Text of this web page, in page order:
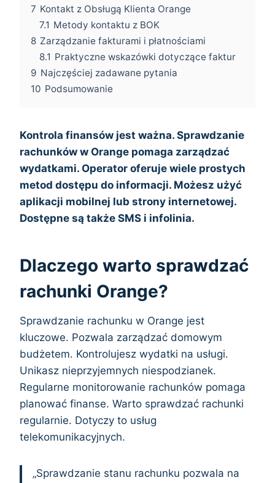
7 Kontakt z Obsługą Klienta Orange
7.1 Metody kontaktu z BOK
8 Zarządzanie fakturami i płatnościami
8.1 Praktyczne wskazówki dotyczące faktur
9 Najczęściej zadawane pytania
10 Podsumowanie
Kontrola finansów jest ważna. Sprawdzanie
rachunków w Orange pomaga zarządzać
wydatkami. Operator oferuje wiele prostych
metod dostępu do informacji. Możesz użyć
aplikacji mobilnej lub strony internetowej.
Dostępne są także SMS i infolinia.
Dlaczego warto sprawdzać
rachunki Orange?
Sprawdzanie rachunku w Orange jest
kluczowe. Pozwala zarządzać domowym
budżetem. Kontrolujesz wydatki na usługi.
Unikasz nieprzyjemnych niespodzianek.
Regularne monitorowanie rachunków pomaga
planować finanse. Warto sprawdzać rachunki
regularnie. Dotyczy to usług
telekomunikacyjnych.
„Sprawdzanie stanu rachunku pozwala na